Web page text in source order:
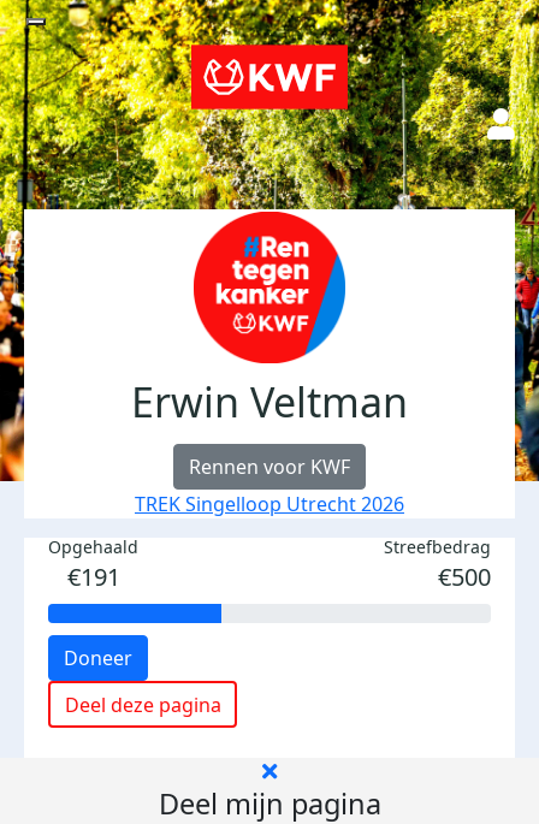
Erwin Veltman
Rennen voor KWF
TREK Singelloop Utrecht 2026
Opgehaald
€191
Streefbedrag
€500
Doneer
Deel deze pagina
Deel mijn pagina